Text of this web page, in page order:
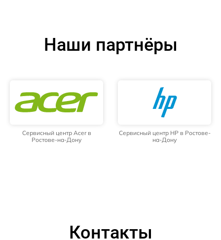
Наши партнёры
Сервисный центр Acer в
Ростове-на-Дону
Сервисный центр HP в Ростове-
на-Дону
Контакты